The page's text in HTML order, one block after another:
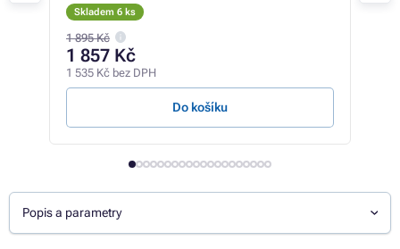
Skladem 6 ks
1 895 Kč
1 857 Kč
1 535 Kč bez DPH
Do košíku
Popis a parametry